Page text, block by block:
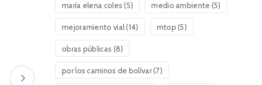
maría elena coles (5) medio ambiente (5)
mejoramiento vial(14) mtop (5)
obras públicas (8)
por los caminos de bolívar(7)